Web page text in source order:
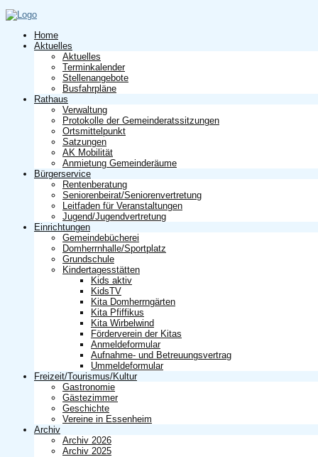
Home
Aktuelles
Aktuelles
Terminkalender
Stellenangebote
Busfahrpläne
Rathaus
Verwaltung
Protokolle der Gemeinderatssitzungen
Ortsmittelpunkt
Satzungen
AK Mobilität
Anmietung Gemeinderäume
Bürgerservice
Rentenberatung
Seniorenbeirat/Seniorenvertretung
Leitfaden für Veranstaltungen
Jugend/Jugendvertretung
Einrichtungen
Gemeindebücherei
Domherrnhalle/Sportplatz
Grundschule
Kindertagesstätten
Kids aktiv
KidsTV
Kita Domherrngärten
Kita Pfiffikus
Kita Wirbelwind
Förderverein der Kitas
Anmeldeformular
Aufnahme- und Betreuungsvertrag
Ummeldeformular
Freizeit/Tourismus/Kultur
Gastronomie
Gästezimmer
Geschichte
Vereine in Essenheim
Archiv
Archiv 2026
Archiv 2025